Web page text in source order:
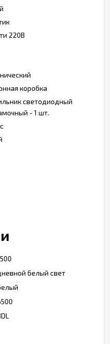
220В
коробка
светодиодный
- 1 шт.
белый свет